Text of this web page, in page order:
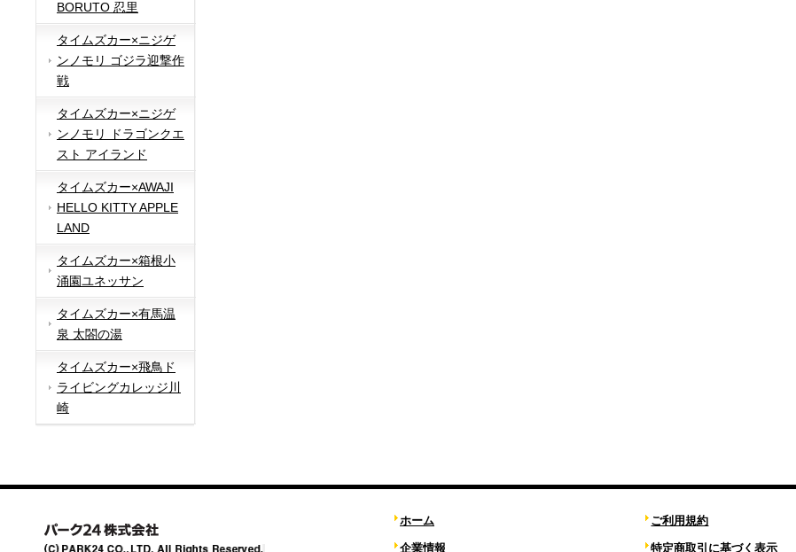
BORUTO 忍里
タイムズカー×ニジゲ
ンノモリ ゴジラ迎撃作
戦
タイムズカー×ニジゲ
ンノモリ ドラゴンクエ
スト アイランド
タイムズカー×AWAJI
HELLO KITTY APPLE
LAND
タイムズカー×箱根小
涌園ユネッサン
タイムズカー×有馬温
泉 太閤の湯
タイムズカー×飛鳥ド
ライビングカレッジ川
崎
ホーム
企業情報
ご利用規約
特定商取引に基づく表示